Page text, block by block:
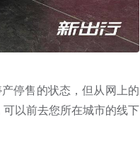
停售的状态，但从网上的
以前去您所在城市的线下